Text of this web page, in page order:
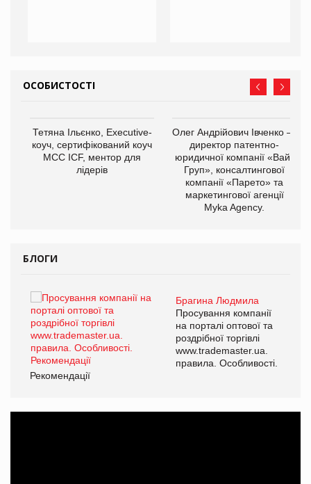
ОСОБИСТОСТІ
Тетяна Ільєнко, Executive-
коуч, сертифікований коуч
МСС ICF, ментор для
лідерів
Олег Андрійович Івченко —
директор патентно-
юридичної компанії «Вайз
Груп», консалтингової
компанії «Парето» та
маркетингової агенції
Myka Agency.
БЛОГИ
Брагина Людмила
Просування компанії
на порталі оптової та
роздрібної торгівлі
www.trademaster.ua.
правила. Особливості.
Рекомендації